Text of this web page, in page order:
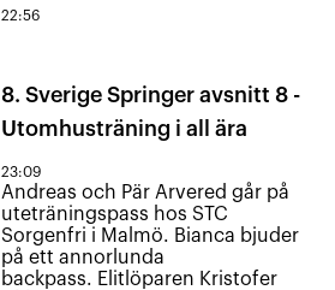
22:56
8. Sverige Springer avsnitt 8 -
Utomhusträning i all ära
23:09
Andreas och Pär Arvered går på
uteträningspass hos STC
Sorgenfri i Malmö. Bianca bjuder
på ett annorlunda
backpass. Elitlöparen Kristofer